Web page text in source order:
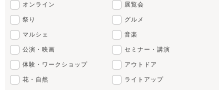
オンライン
展覧会
祭り グルメ
マルシェ 音楽
公演・映画 セミナー・講演
体験・ワークショップ アウトドア
花・自然 ライトアップ